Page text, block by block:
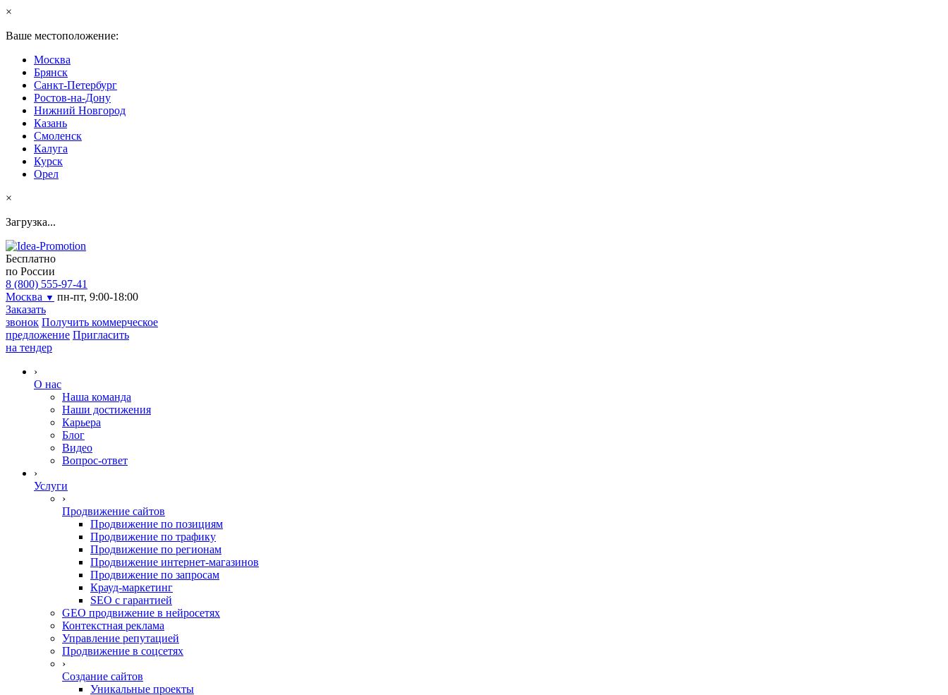
×
Ваше местоположение:
Москва
Брянск
Санкт-Петербург
Ростов-на-Дону
Нижний Новгород
Казань
Смоленск
Калуга
Курск
Орел
×
Загрузка...
Бесплатно
по России
8 (800) 555-97-41
Москва ▼ пн-пт, 9:00-18:00
Заказать
звонок Получить коммерческое
предложение Пригласить
на тендер
›
О нас
Наша команда
Наши достижения
Карьера
Блог
Видео
Вопрос-ответ
›
Услуги
›
Продвижение сайтов
Продвижение по позициям
Продвижение по трафику
Продвижение по регионам
Продвижение интернет-магазинов
Продвижение по запросам
Крауд-маркетинг
SEO с гарантией
GEO продвижение в нейросетях
Контекстная реклама
Управление репутацией
Продвижение в соцсетях
›
Создание сайтов
Уникальные проекты